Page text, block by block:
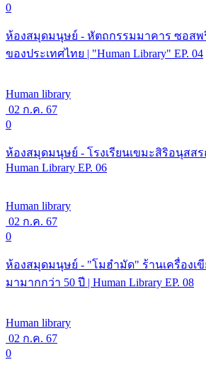
0
ห้องสมุดมนุษย์ - หัตถกรรมมาคาร ซอสพ
ของประเทศไทย | "Human Library" EP. 04
Human library
02 ก.ค. 67
0
ห้องสมุดมนุษย์ - โรงเรียนเขมะสิริอนุสส
Human Library EP. 06
Human library
02 ก.ค. 67
0
ห้องสมุดมนุษย์ - "โมฮำมัด" ร้านเครื่องเ
มามากกว่า 50 ปี | Human Library EP. 08
Human library
02 ก.ค. 67
0